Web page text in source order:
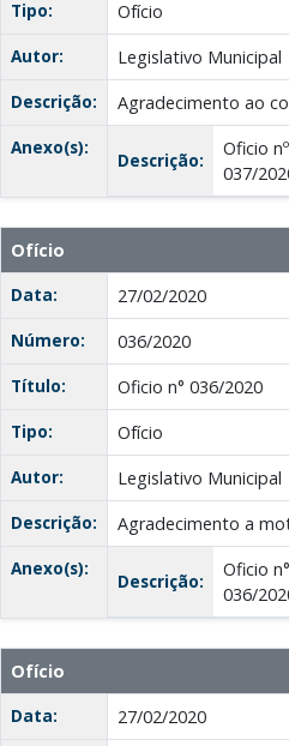
Tipo:
Ofício
Autor:
Legislativo Municipal
Descrição:
Agradecimento ao
Anexo(s):
Descrição:
Oficio nº
037/
Ofício
Data:
27/02/2020
Número:
036/2020
Título:
Oficio n° 036/2020
Tipo:
Ofício
Autor:
Legislativo Municipal
Descrição:
Agradecimento a
Anexo(s):
Descrição:
Oficio n°
036/
Ofício
Data:
27/02/2020